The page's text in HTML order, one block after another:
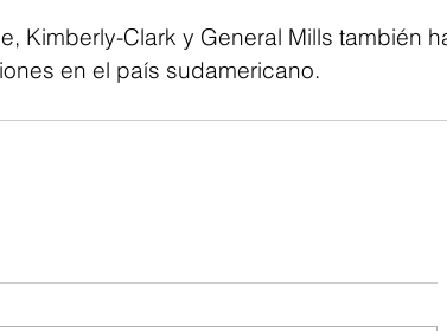
Kimberly-Clark y General Mills también
en el país sudamericano.